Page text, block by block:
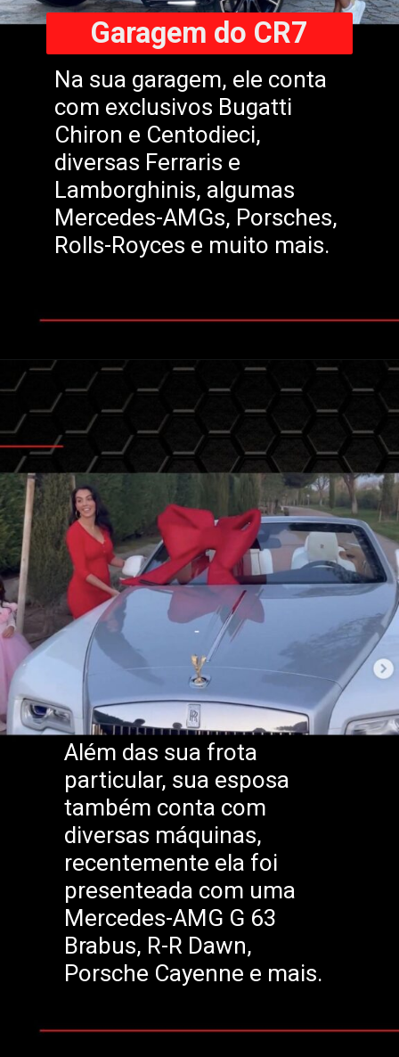
Na sua garagem, ele conta
com exclusivos Bugatti
Chiron e Centodieci,
diversas Ferraris e
Lamborghinis, algumas
Mercedes-AMGs, Porsches,
Rolls-Royces e muito mais.
Garagem do CR7
Além das sua frota
particular, sua esposa
também conta com
diversas máquinas,
recentemente ela foi
presenteada com uma
Mercedes-AMG G 63
Brabus, R-R Dawn,
Porsche Cayenne e mais.